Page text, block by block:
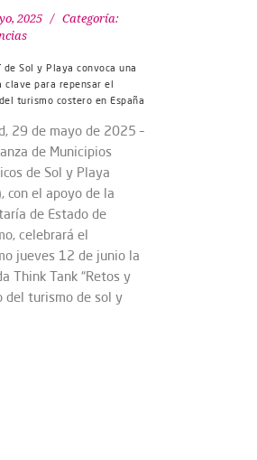
2025
Categoría:
de Sol y Playa convoca una
clave para repensar el
turismo costero en España
29 de mayo de 2025 –
de Municipios
de Sol y Playa
con el apoyo de la
de Estado de
celebrará el
jueves 12 de junio la
Think Tank “Retos y
del turismo de sol y